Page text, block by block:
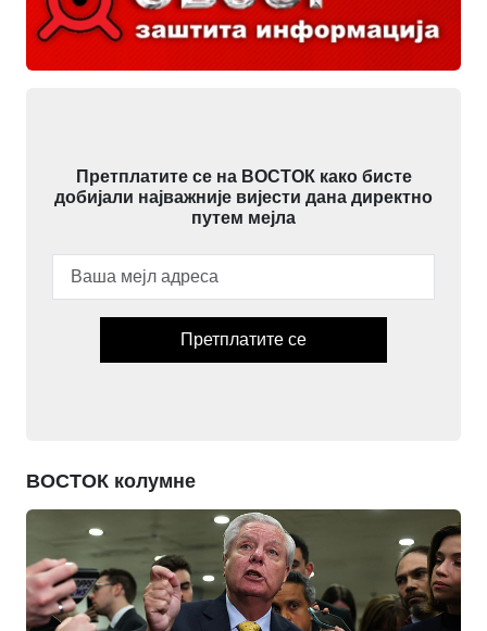
Претплатите се на ВОСТОК како бисте
добијали најважније вијести дана директно
путем мејла
Претплатите се
ВОСТОК колумне